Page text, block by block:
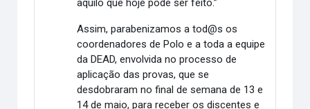
Assim, parabenizamos a tod@s os
coordenadores de Polo e a toda a equipe
da DEAD, envolvida no processo de
aplicação das provas, que se
desdobraram no final de semana de 13 e
14 de maio, para receber os discentes e